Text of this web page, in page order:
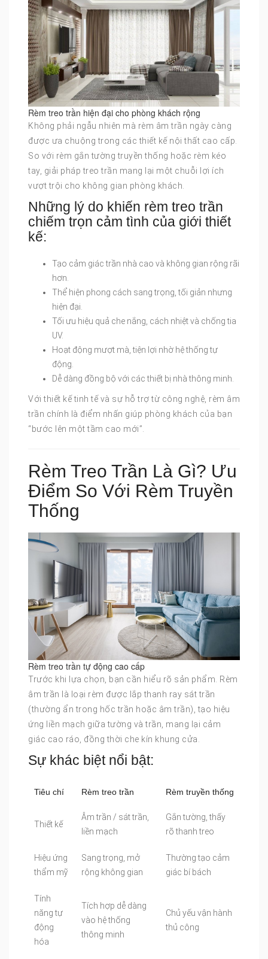
Rèm treo trần hiện đại cho phòng khách rộng
Không phải ngẫu nhiên mà rèm âm trần ngày càng
được ưa chuộng trong các thiết kế nội thất cao cấp.
So với rèm gắn tường truyền thống hoặc rèm kéo
tay, giải pháp treo trần mang lại một chuỗi lợi ích
vượt trội cho không gian phòng khách.
Những lý do khiến rèm treo trần
chiếm trọn cảm tình của giới thiết
kế:
Tạo cảm giác trần nhà cao và không gian rộng rãi
hơn.
Thể hiện phong cách sang trọng, tối giản nhưng
hiện đại.
Tối ưu hiệu quả che nắng, cách nhiệt và chống tia
UV.
Hoạt động mượt mà, tiện lợi nhờ hệ thống tự
động.
Dễ dàng đồng bộ với các thiết bị nhà thông minh.
Với thiết kế tinh tế và sự hỗ trợ từ công nghệ, rèm âm
trần chính là điểm nhấn giúp phòng khách của bạn
“bước lên một tầm cao mới”.
Rèm Treo Trần Là Gì? Ưu
Điểm So Với Rèm Truyền
Thống
Rèm treo trần tự động cao cấp
Trước khi lựa chọn, bạn cần hiểu rõ sản phẩm. Rèm
âm trần là loại rèm được lắp thanh ray sát trần
(thường ẩn trong hốc trần hoặc âm trần), tạo hiệu
ứng liền mạch giữa tường và trần, mang lại cảm
giác cao ráo, đồng thời che kín khung cửa.
Sự khác biệt nổi bật:
Tiêu chí Rèm treo trần Rèm truyền thống
Thiết kế
Âm trần / sát trần,
liền mạch
Gắn tường, thấy
rõ thanh treo
Hiệu ứng
thẩm mỹ
Sang trọng, mở
rộng không gian
Thường tạo cảm
giác bí bách
Tính
năng tự
động
hóa
Tích hợp dễ dàng
vào hệ thống
thông minh
Chủ yếu vận hành
thủ công